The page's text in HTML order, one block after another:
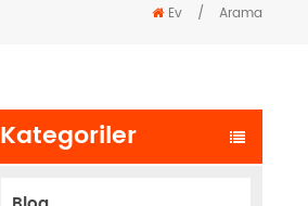
Ev / Arama
Kategoriler